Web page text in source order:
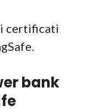
certificati
bank